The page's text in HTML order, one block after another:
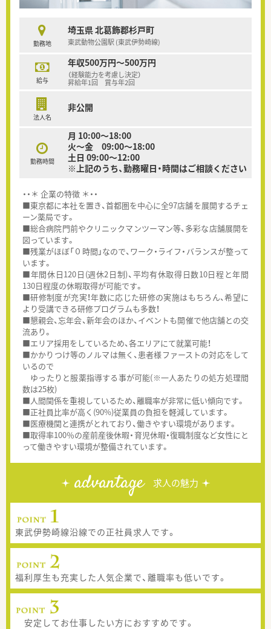
勤務地
埼玉県 北葛飾郡杉戸町
東武動物公園駅 (東武伊勢崎線)
給与
年収500万円～500万円
（経験能力を考慮し決定）
昇給年1回 賞与年2回
法人名
非公開
勤務時間
月 10:00～18:00
火～金 09:00～18:00
土日 09:00～12:00
※上記のうち、勤務曜日・時間はご相談ください
・・＊ 企業の特徴 ＊・・
■東京都に本社を置き、首都圏を中心に全97店舗を展開するチェ
ーン薬局です。
■総合病院門前やクリニックマンツーマン等、多彩な店舗展開を
図っています。
■残業がほぼ「０時間」なので、ワーク・ライフ・バランスが整って
います。
■年間休日120日(週休2日制)、平均有休取得日数10日程と年間
130日程度の休暇取得が可能です。
■研修制度が充実！年数に応じた研修の実施はもちろん、希望に
より受講できる研修プログラムも多数！
■懇親会、忘年会、新年会のほか、イベントも開催で他店舗との交
流あり。
■エリア採用をしているため、各エリアにて就業可能！
■かかりつけ等のノルマは無く、患者様ファーストの対応をして
いるので
ゆったりと服薬指導する事が可能(※一人あたりの処方処理間
数は25枚)
■人間関係を重視しているため、離職率が非常に低い傾向です。
■正社員比率が高く(90%)従業員の負担を軽減しています。
■医療機関と連携がとれており、働きやすい環境があります。
■取得率100％の産前産後休暇・育児休暇・復職制度など女性にと
って働きやすい環境が整備されています。
advantage 求人の魅力
東武伊勢崎線沿線での正社員求人です。
福利厚生も充実した人気企業で、離職率も低いです。
安定してお仕事したい方におすすめです。